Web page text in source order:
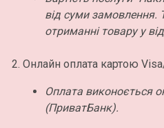
від суми замовлення.
отриманні товару у
Онлайн оплата картою
Оплата виконоється
(ПриватБанк).